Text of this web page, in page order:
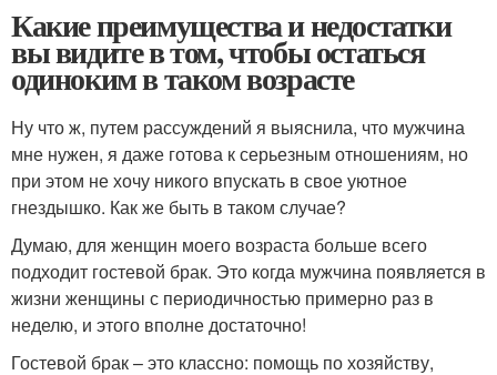
Какие преимущества и недостатки
вы видите в том, чтобы остаться
одиноким в таком возрасте
Ну что ж, путем рассуждений я выяснила, что мужчина
мне нужен, я даже готова к серьезным отношениям, но
при этом не хочу никого впускать в свое уютное
гнездышко. Как же быть в таком случае?
Думаю, для женщин моего возраста больше всего
подходит гостевой брак. Это когда мужчина появляется в
жизни женщины с периодичностью примерно раз в
неделю, и этого вполне достаточно!
Гостевой брак – это классно: помощь по хозяйству,